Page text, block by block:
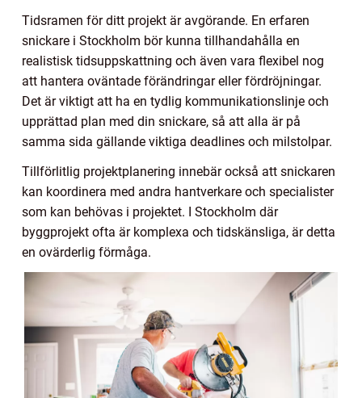
Tidsramen för ditt projekt är avgörande. En erfaren
snickare i Stockholm bör kunna tillhandahålla en
realistisk tidsuppskattning och även vara flexibel nog
att hantera oväntade förändringar eller fördröjningar.
Det är viktigt att ha en tydlig kommunikationslinje och
upprättad plan med din snickare, så att alla är på
samma sida gällande viktiga deadlines och milstolpar.
Tillförlitlig projektplanering innebär också att snickaren
kan koordinera med andra hantverkare och specialister
som kan behövas i projektet. I Stockholm där
byggprojekt ofta är komplexa och tidskänsliga, är detta
en ovärderlig förmåga.